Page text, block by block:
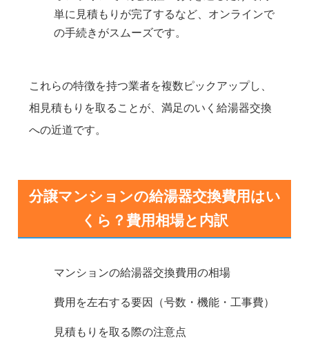
単に見積もりが完了するなど、オンラインで
の手続きがスムーズです。
これらの特徴を持つ業者を複数ピックアップし、
相見積もりを取ることが、満足のいく給湯器交換
への近道です。
分譲マンションの給湯器交換費用はい
くら？費用相場と内訳
マンションの給湯器交換費用の相場
費用を左右する要因（号数・機能・工事費）
見積もりを取る際の注意点